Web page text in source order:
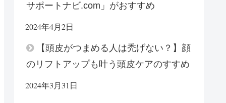
サポートナビ.com」がおすすめ
2024年4月2日
【頭皮がつまめる人は禿げない？】顔
のリフトアップも叶う頭皮ケアのすすめ
2024年3月31日